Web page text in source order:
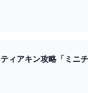
ィアキン攻略「ミ